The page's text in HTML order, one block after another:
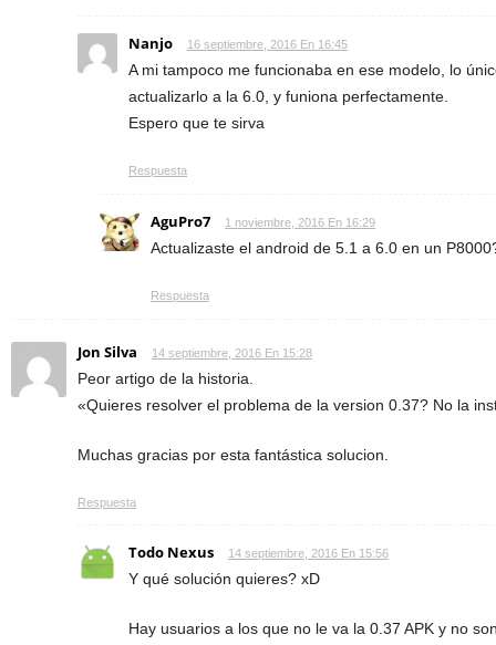
Nanjo 16 septiembre, 2016 En 16:45
A mi tampoco me funcionaba en ese modelo, lo
actualizarlo a la 6.0, y funiona perfectamente.
Espero que te sirva
Respuesta
AguPro7 1 noviembre, 2016 En 16:29
Actualizaste el android de 5.1 a 6.0 en un
Respuesta
Jon Silva 14 septiembre, 2016 En 15:28
Peor artigo de la historia.
«Quieres resolver el problema de la version 0.37? No la
Muchas gracias por esta fantástica solucion.
Respuesta
Todo Nexus 14 septiembre, 2016 En 15:56
Y qué solución quieres? xD
Hay usuarios a los que no le va la 0.37 APK y no